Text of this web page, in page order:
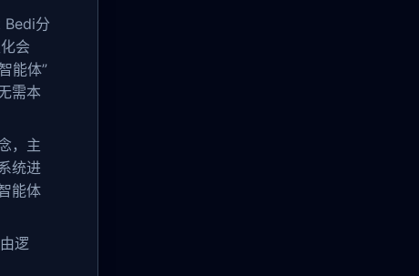
Bedi分
会
能体”
需本
，主
统进
能体
逻